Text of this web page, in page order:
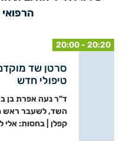
20:00 - 20:20
טיפולי חדש
ד"ר נעה אפרת בן
השד, לשעבר ראש
קפלן | בחסות: אלי